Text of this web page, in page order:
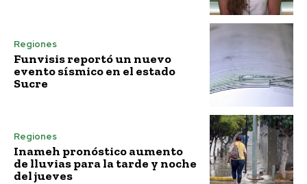
Regiones
Funvisis reportó un nuevo
evento sísmico en el estado
Sucre
Regiones
Inameh pronóstico aumento
de lluvias para la tarde y noche
del jueves